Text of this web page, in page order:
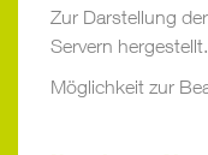
Zur Darstellung
Servern
Möglichkeit zur